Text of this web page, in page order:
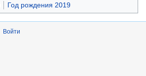
Год рождения 2019
Войти